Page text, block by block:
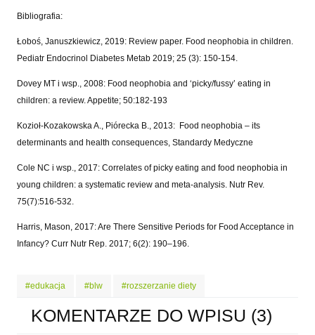
Bibliografia:
Łoboś, Januszkiewicz, 2019: Review paper. Food neophobia in children.
Pediatr Endocrinol Diabetes Metab 2019; 25 (3): 150-154.
Dovey MT i wsp., 2008: Food neophobia and ‘picky/fussy’ eating in
children: a review. Appetite; 50:182-193
Kozioł-Kozakowska A., Piórecka B., 2013: Food neophobia – its
determinants and health consequences, Standardy Medyczne
Cole NC i wsp., 2017: Correlates of picky eating and food neophobia in
young children: a systematic review and meta-analysis. Nutr Rev.
75(7):516-532.
Harris, Mason, 2017: Are There Sensitive Periods for Food Acceptance in
Infancy? Curr Nutr Rep. 2017; 6(2): 190–196.
#edukacja #blw #rozszerzanie diety
KOMENTARZE DO WPISU (3)